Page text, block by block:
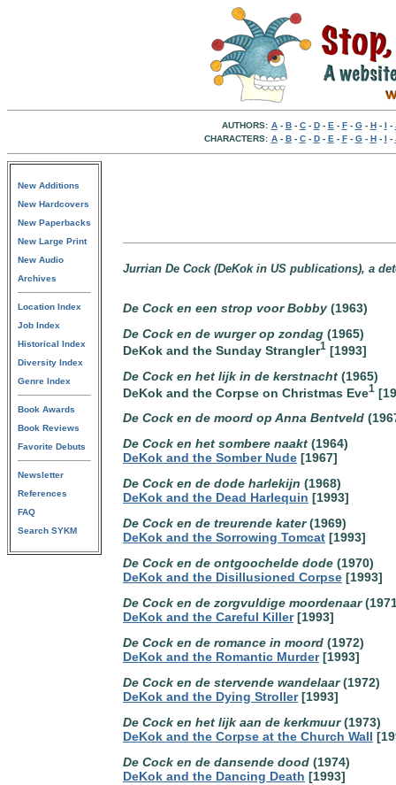
AUTHORS: A- B- C- D- E - F- G- H- I -
CHARACTERS: A- B- C- D- E - F- G- H- I -
New Additions
New Hardcovers
New Paperbacks
New Large Print
New Audio
Archives
Location Index
Job Index
Historical Index
Diversity Index
Genre Index
Book Awards
Book Reviews
Favorite Debuts
Newsletter
References
FAQ
Search SYKM
Jurrian De Cock (DeKok in US publications), a
De Cock en een strop voor Bobby (1963)
De Cock en de wurger op zondag (1965)
DeKok and the Sunday Strangler1 [1993]
De Cock en het lijk in de kerstnacht (1965)
DeKok and the Corpse on Christmas Eve1
De Cock en de moord op Anna Bentveld
De Cock en het sombere naakt (1964)
DeKok and the Somber Nude [1967]
De Cock en de dode harlekijn (1968)
DeKok and the Dead Harlequin [1993]
De Cock en de treurende kater(1969)
DeKok and the Sorrowing Tomcat [1993]
De Cock en de ontgoochelde dode (1970)
DeKok and the Disillusioned Corpse [1993]
De Cock en de zorgvuldige moordenaar
DeKok and the Careful Killer[1993]
De Cock en de romance in moord (1972)
DeKok and the Romantic Murder[1993]
De Cock en de stervende wandelaar(1972)
DeKok and the Dying Stroller[1993]
De Cock en het lijk aan de kerkmuur(1973)
DeKok and the Corpse at the Church Wall
De Cock en de dansende dood (1974)
DeKok and the Dancing Death [1993]